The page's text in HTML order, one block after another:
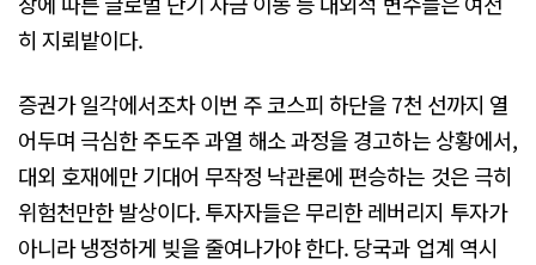
히 지뢰밭이다.
증권가 일각에서조차 이번 주 코스피 하단을 7천 선까지 열
어두며 극심한 주도주 과열 해소 과정을 경고하는 상황에서,
대외 호재에만 기대어 무작정 낙관론에 편승하는 것은 극히
위험천만한 발상이다. 투자자들은 무리한 레버리지 투자가
아니라 냉정하게 빚을 줄여나가야 한다. 당국과 업계 역시